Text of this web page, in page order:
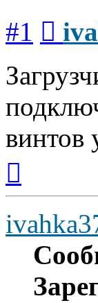
#1
винтов
началу